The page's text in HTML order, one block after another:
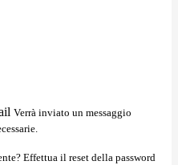
Verrà inviato un messaggio
Effettua il reset della password